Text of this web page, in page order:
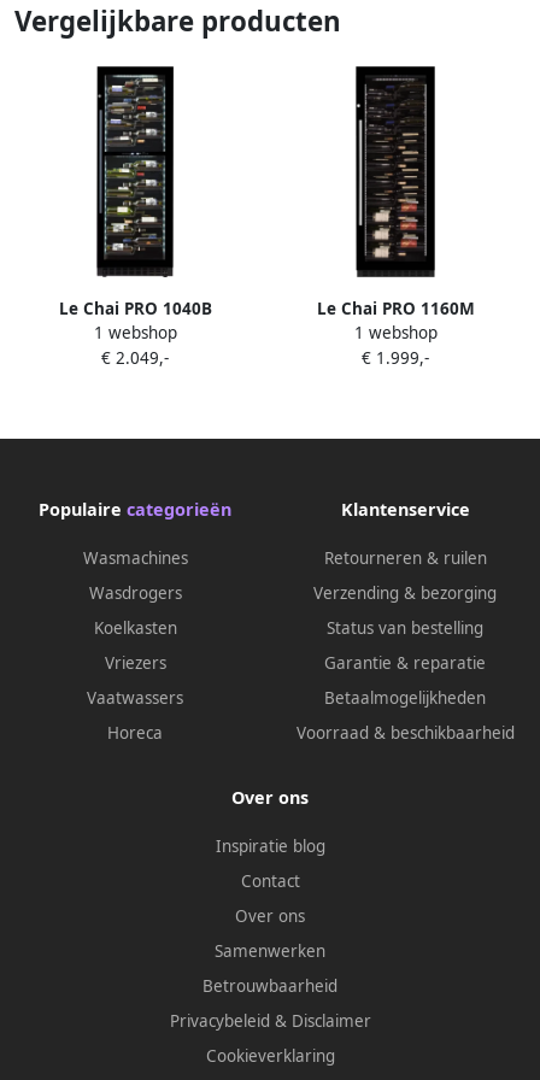
Vergelijkbare producten
Le Chai PRO 1040B
Wijnkoelkast 2
temperatuurzones 104
Koolstoffilter Witte LED's
1 webshop
€ 2.049,-
Le Chai PRO 1160M
Wijnkoelkast met 1
temperatuurzone 116
1 webshop
€ 1.999,-
Populaire categorieën
Wasmachines
Wasdrogers
Koelkasten
Vriezers
Vaatwassers
Horeca
Klantenservice
Retourneren & ruilen
Verzending & bezorging
Status van bestelling
Garantie & reparatie
Betaalmogelijkheden
Voorraad & beschikbaarheid
Over ons
Inspiratie blog
Contact
Over ons
Samenwerken
Betrouwbaarheid
Privacybeleid & Disclaimer
Cookieverklaring